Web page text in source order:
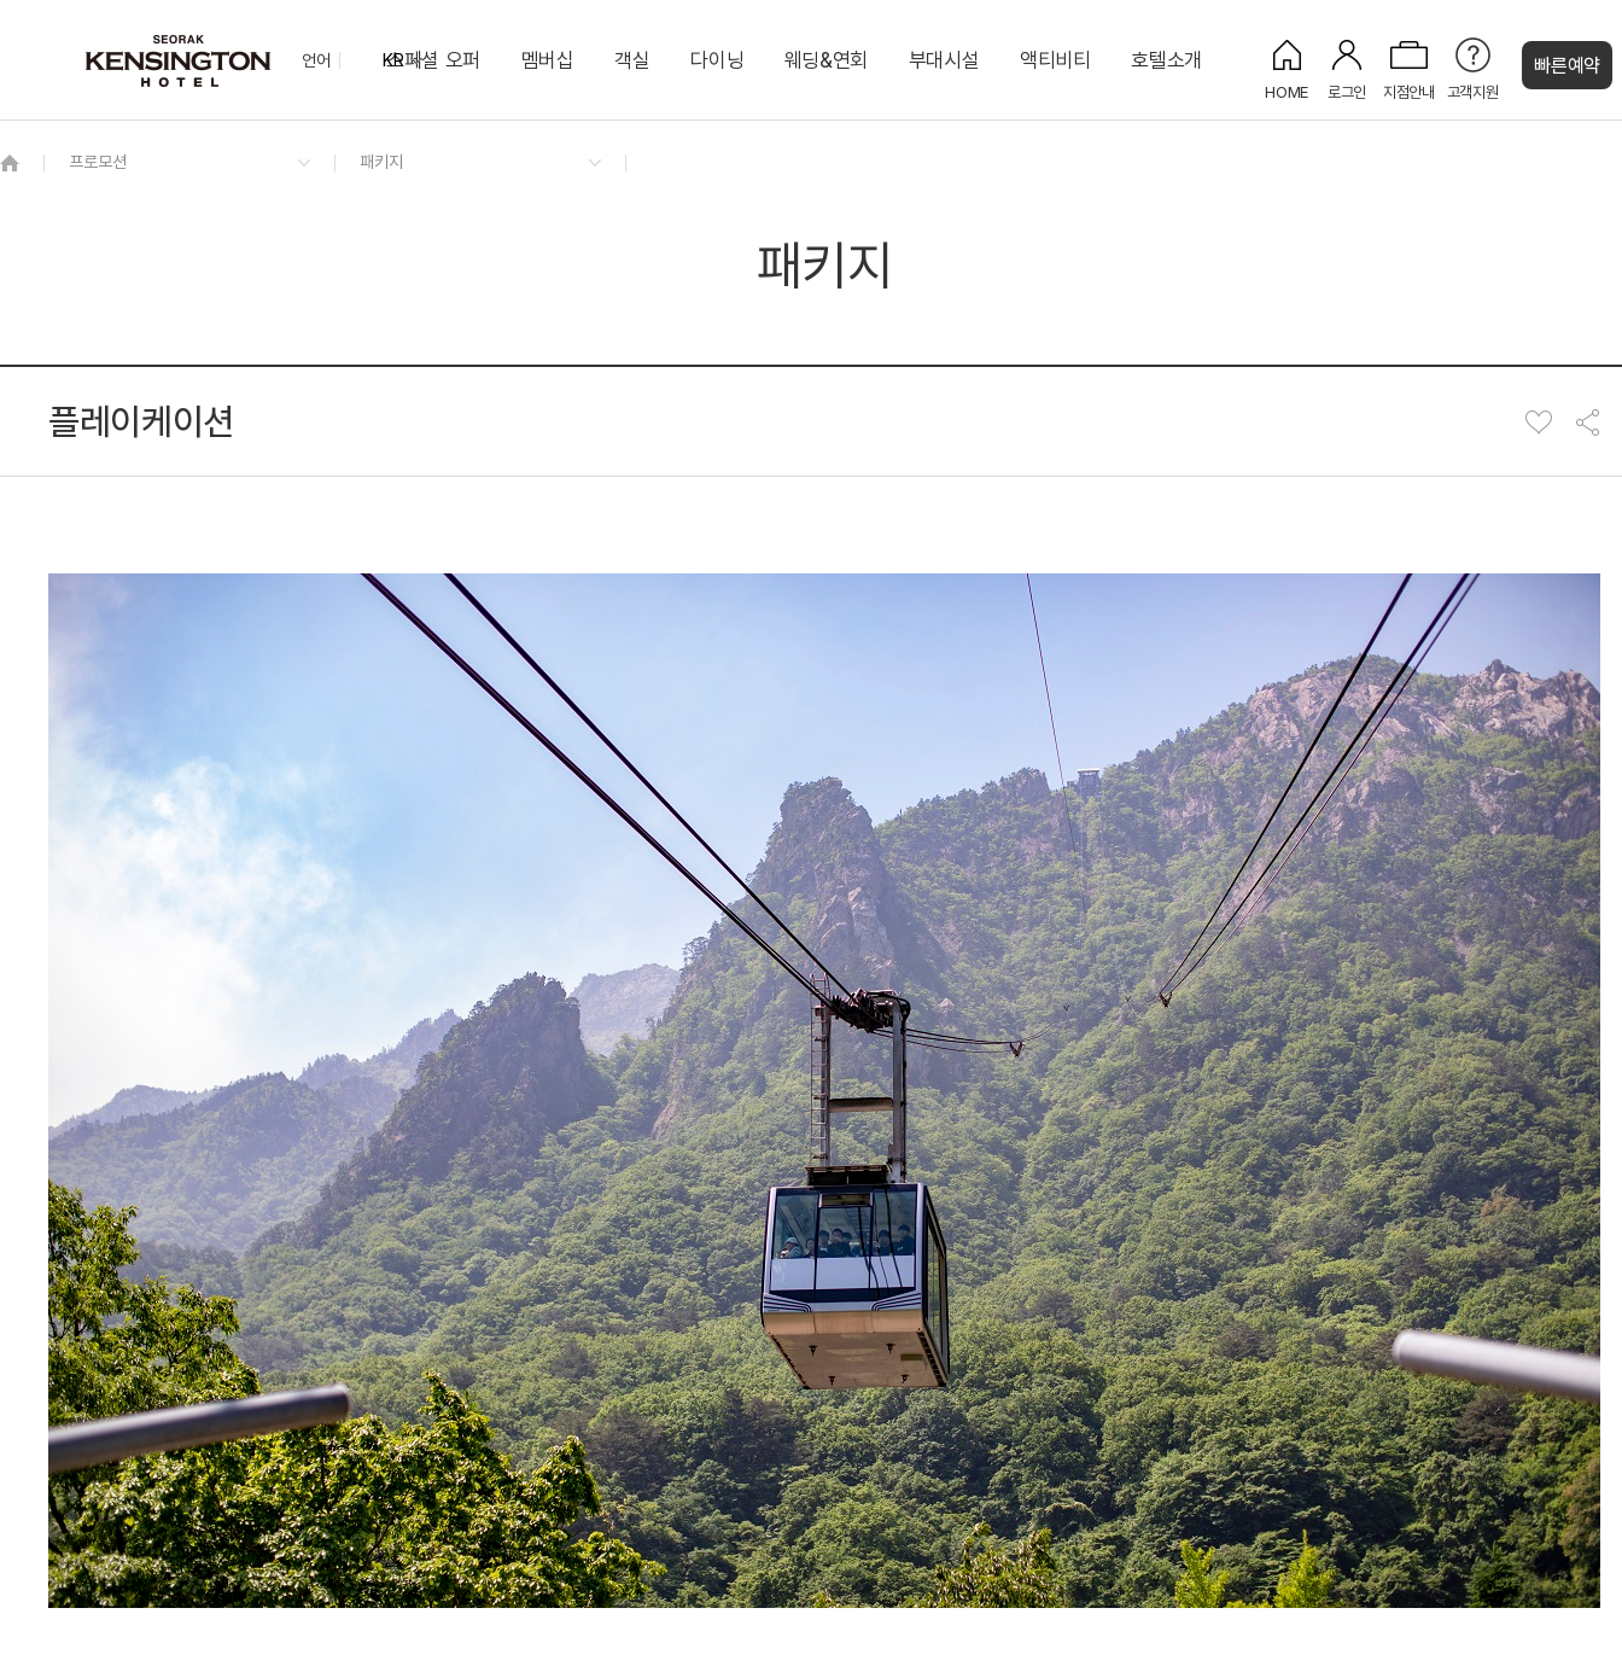
언어 KR
스페셜 오퍼
OVERVIEW
다이닝 & 이벤트
멤버십
그랜드 켄싱턴 회원권 켄싱턴 리워즈 NEW 켄싱턴 바우처 켄싱턴 캐시
객실
OVERVIEW
스탠다드 온돌(설악산 비전망) 스탠다드 킹(설악산 비전망)
다이닝
OVERVIEW
2F 더 퀸 레스토랑(모닝/디너) 9F 애비로드 라운지(런치/카페)
웨딩&연회
OVERVIEW
윈저홀(웨딩)
부대시설
OVERVIEW
스타 뮤지엄
액티비티
OVERVIEW
하이킹 장비 렌탈 서비스 느린 우체통
호텔소개
HOME 로그인 지점안내 고객지원
빠른예약
패키지
플레이케이션